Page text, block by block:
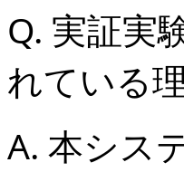
Q. 実証実
れている
A. 本シス